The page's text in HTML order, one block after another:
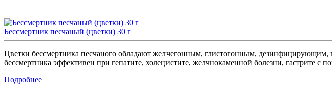
Бессмертник песчаный (цветки) 30 г
Цветки бессмертника песчаного обладают желчегонным, глистогонным,
бессмертника эффективен при гепатите, холецистите, желчнокаменной болезни, гастрите с
Подробнее